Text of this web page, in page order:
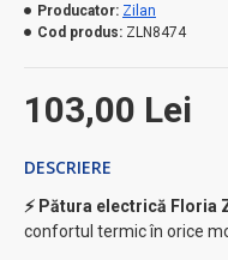
103,00 Lei
Producator: Zilan
Cod produs: ZLN8474
DESCRIERE
⚡ Pătura electrică Floria
confortul termic în orice